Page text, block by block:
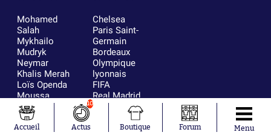
Mohamed
Salah
Mykhailo
Mudryk
Neymar
Khalis Merah
Loïs Openda
Moussa
Niakhaté
Nicolás
Tagliafico
Chelsea
Paris Saint-
Germain
Bordeaux
Olympique
lyonnais
FIFA
Real Madrid
RC Strasbourg
Accueil
10
Actus Boutique Forum Menu